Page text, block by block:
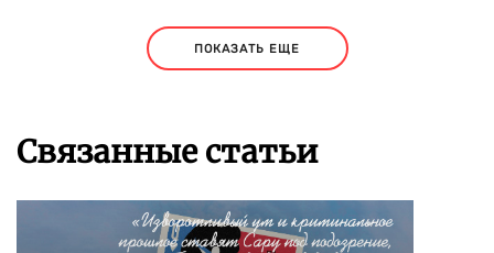
ПОКАЗАТЬ ЕЩЕ
Связанные статьи